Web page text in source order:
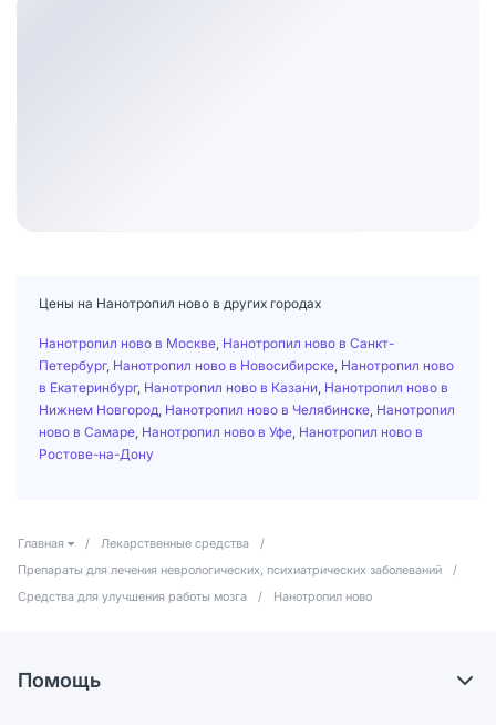
Цены на Нанотропил ново в других городах
Нанотропил ново в Москве Нанотропил ново в Санкт-
Петербург, Нанотропил ново в Новосибирске Нанотропил ново
в Екатеринбург, Нанотропил ново в Казани Нанотропил ново в
Нижнем Новгород Нанотропил ново в Челябинске Нанотропил
ново в Самаре Нанотропил ново в Уфе Нанотропил ново в
Ростове-на-Дону
Главная / Лекарственные средства
/
Препараты для лечения неврологических, психиатрических заболеваний
/
Средства для улучшения работы мозга
/ Нанотропил ново
Помощь